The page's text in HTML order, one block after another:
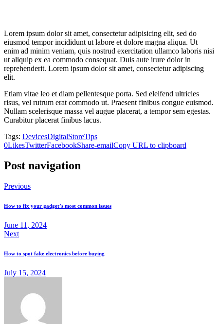
Lorem ipsum dolor sit amet, consectetur adipisicing elit, sed do
eiusmod tempor incididunt ut labore et dolore magna aliqua. Ut
enim ad minim veniam, quis nostrud exercitation ullamco laboris nisi
ut aliquip ex ea commodo consequat. Duis aute irure dolor in
reprehenderit. Lorem ipsum dolor sit amet, consectetur adipiscing
elit.
Etiam vitae leo et diam pellentesque porta. Sed eleifend ultricies
risus, vel rutrum erat commodo ut. Praesent finibus congue euismod.
Nullam scelerisque massa vel augue placerat, a tempor sem egestas.
Curabitur placerat finibus lacus.
Tags: DevicesDigitalStoreTips
0LikesTwitterFacebookShare-emailCopy URL to clipboard
Post navigation
Previous
How to fix your gadget’s most common issues
June 11, 2024
Next
How to spot fake electronics before buying
July 15, 2024